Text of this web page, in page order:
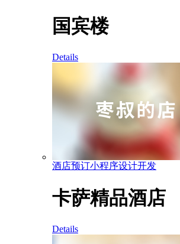
国宾楼
Details
酒店预订小程序设计开发
卡萨精品酒店
Details